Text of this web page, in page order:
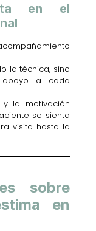
en el
la técnica, sino
apoyo a cada
y la motivación
se sienta
visita hasta la
sobre
en